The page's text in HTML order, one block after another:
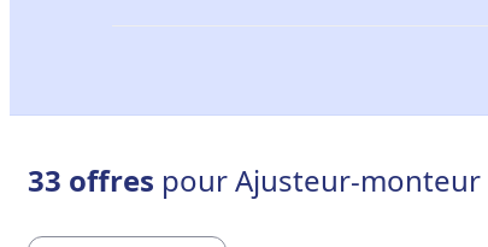
33 offres pour Ajusteur-monteur